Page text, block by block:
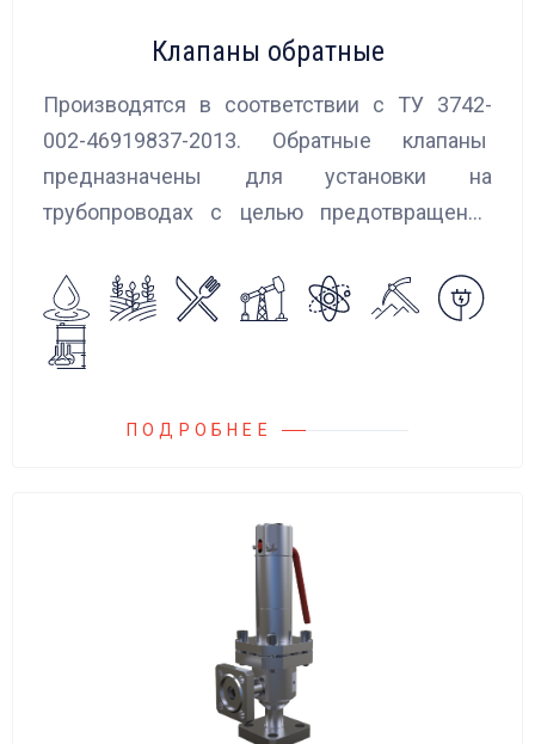
Клапаны обратные
Производятся в соответствии с ТУ 3742-
002-46919837-2013. Обратные клапаны
предназначены для установки на
трубопроводах с целью предотвращения
агрессивных жидкостей, эмульсий,
суспензий и пропуска их в прямом
направлении.
ПОДРОБНЕЕ